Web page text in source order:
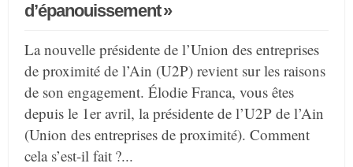
d’épanouissement »
La nouvelle présidente de l’Union des entreprises
de proximité de l’Ain (U2P) revient sur les raisons
de son engagement. Élodie Franca, vous êtes
depuis le 1er avril, la présidente de l’U2P de l’Ain
(Union des entreprises de proximité). Comment
cela s’est-il fait ?...